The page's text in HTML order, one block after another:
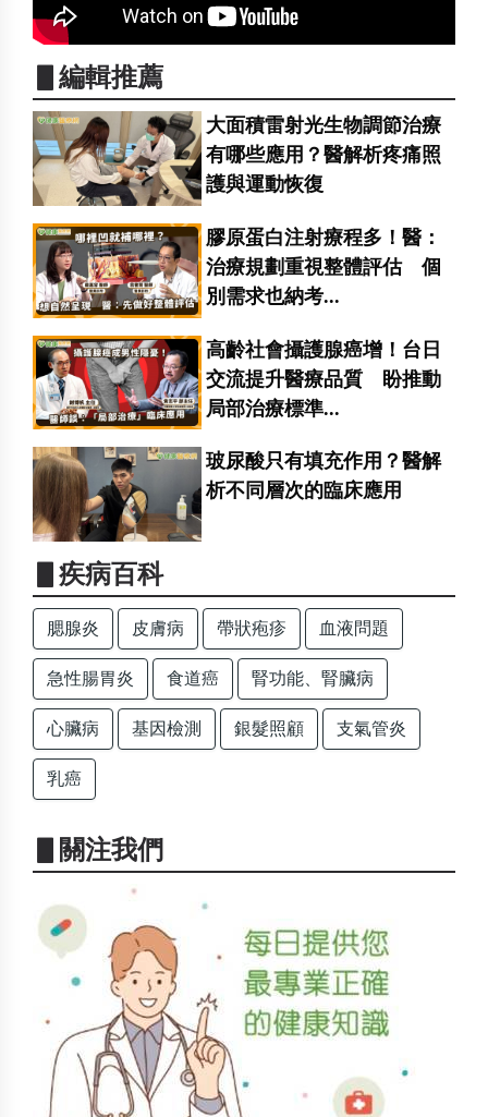
▋編輯推薦
大面積雷射光生物調節治療
有哪些應用？醫解析疼痛照
護與運動恢復
膠原蛋白注射療程多！醫：
治療規劃重視整體評估 個
別需求也納考...
高齡社會攝護腺癌增！台日
交流提升醫療品質 盼推動
局部治療標準...
玻尿酸只有填充作用？醫解
析不同層次的臨床應用
▋疾病百科
腮腺炎 皮膚病 帶狀疱疹 血液問題
急性腸胃炎 食道癌 腎功能、腎臟病
心臟病 基因檢測 銀髮照顧 支氣管炎
乳癌
▋關注我們